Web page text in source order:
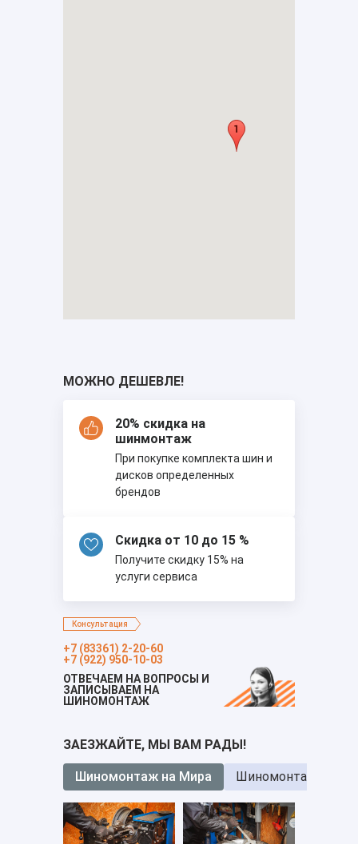
МОЖНО ДЕШЕВЛЕ!
20% скидка на
шинмонтаж
При покупке комплекта шин и
дисков определенных
брендов
Скидка от 10 до 15 %
Получите скидку 15% на
услуги сервиса
Консультация
+7 (83361) 2-20-60
+7 (922) 950-10-03
ОТВЕЧАЕМ НА ВОПРОСЫ И
ЗАПИСЫВАЕМ НА
ШИНОМОНТАЖ
ЗАЕЗЖАЙТЕ, МЫ ВАМ РАДЫ!
Шиномонтаж на Мира Шиномонтаж на